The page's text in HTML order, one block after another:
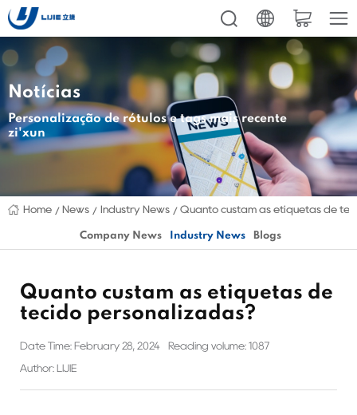
Notícias
Personalização de rótulos e tags mais recente
zi'xun
Home News Industry News Quanto custam as etiquetas de
Company News Industry News Blogs
Quanto custam as etiquetas de
tecido personalizadas?
Date Time: February 28, 2024 Reading volume: 1087
Author: LIJIE